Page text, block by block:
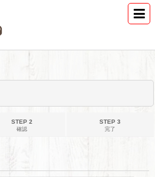
STEP 2
確認
STEP 3
完了